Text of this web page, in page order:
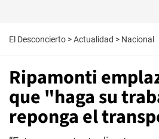
El Desconcierto >Actualidad > Nacional
Ripamonti
que "haga su
reponga el